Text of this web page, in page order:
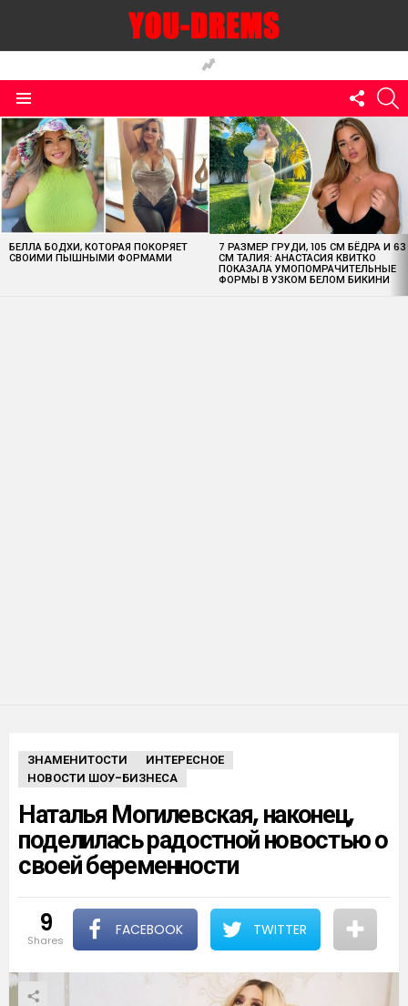
US
MOST
VIEWED
STORIES
БЕЛЛА БОДХИ, КОТОРАЯ ПОКОРЯЕТ
СВОИМИ ПЫШНЫМИ ФОРМАМИ
7 РАЗМЕР ГРУДИ, 105 СМ БЁДРА И 63
СМ ТАЛИЯ: АНАСТАСИЯ КВИТКО
ПОКАЗАЛА УМОПОМРАЧИТЕЛЬНЫЕ
ФОРМЫ В УЗКОМ БЕЛОМ БИКИНИ
ЗНАМЕНИТОСТИ
ИНТЕРЕСНОЕ
НОВОСТИ ШОУ-БИЗНЕСА
Наталья Могилевская, наконец,
поделилась радостной новостью о
своей беременности
9
shares
FACEBOOK TWITTER